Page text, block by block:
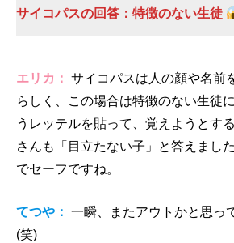
サイコパスの回答：特徴のない生徒
エリカ： サイコパスは人の顔や名前
らしく、この場合は特徴のない生徒
うレッテルを貼って、覚えようとす
さんも「目立たない子」と答えまし
でセーフですね。
てつや： 一瞬、またアウトかと思っ
(笑)